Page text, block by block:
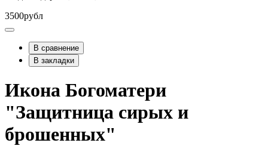
3500рубл
В сравнение
В закладки
Икона Богоматери
"Защитница сирых и
брошенных"